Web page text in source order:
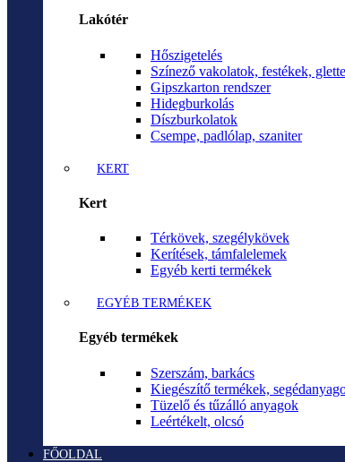
Lakótér
Hőszigetelés
Színező vakolatok, festékek,
Gipszkarton rendszer
Hidegburkolás
Díszburkolatok
Csempe, padlólap, szaniter
KERT
Kert
Térkövek, szegélykövek
Kerítések, támfalelemek
Egyéb kerti termékek
EGYÉB TERMÉKEK
Egyéb termékek
Szerszám, barkács
Kiegészítő termékek,
Tüzelő és tűzálló anyagok
Leértékelt, olcsó
FŐOLDAL